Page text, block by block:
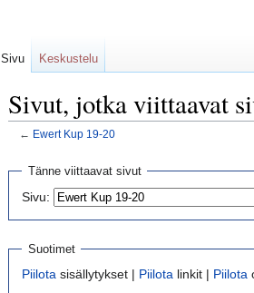
Sivut, jotka viittaavat
← Ewert Kup 19-20
Siirry
navigaatioon
SiirryTänne viittaavat sivut
Sivu:
Suotimet
Piilota sisällytykset | Piilota linkit | Piilota
Sivu Keskustelu